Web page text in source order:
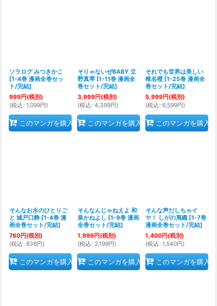
ソラログ みつきかこ
[1-4巻 漫画全巻セッ
ト/完結]
999円(税別)
(税込 : 1,099円)
このマンガを購入
そりゃないぜBABY 立
野真琴 [1-11巻 漫画全
巻セット/完結]
3,999円(税別)
(税込 : 4,399円)
このマンガを購入
それでも世界は美しい
椎名橙 [1-25巻 漫画全
巻セット/完結]
5,999円(税別)
(税込 : 6,599円)
このマンガを購入
そんなお水のひとりご
と 城戸口静 [1-4巻 漫
画全巻セット/完結]
760円(税別)
(税込 : 836円)
このマンガを購入
そんなんじゃねえよ 和
泉かねよし [1-9巻 漫画
全巻セット/完結]
1,999円(税別)
(税込 : 2,199円)
このマンガを購入
そんな声だしちゃイ
ヤ！ しがの夷織 [1-7巻
漫画全巻セット/完結]
1,400円(税別)
(税込 : 1,540円)
このマンガを購入